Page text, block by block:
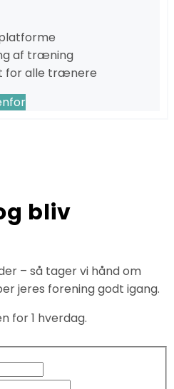
af træning
for alle trænere
bliv
– så tager vi hånd om
jeres forening godt igang.
for 1 hverdag.